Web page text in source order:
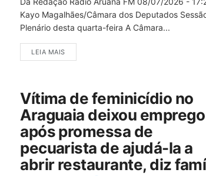
Kayo Magalhães/Câmara dos Deputados
Plenário desta quarta-feira A Câmara...
LEIA MAIS
Vítima de feminicídio no
Araguaia deixou emprego
após promessa de
pecuarista de ajudá-la a
abrir restaurante, diz